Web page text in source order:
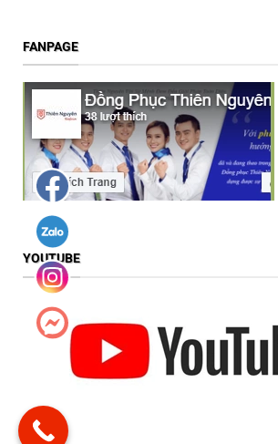
FANPAGE
YOUTUBE